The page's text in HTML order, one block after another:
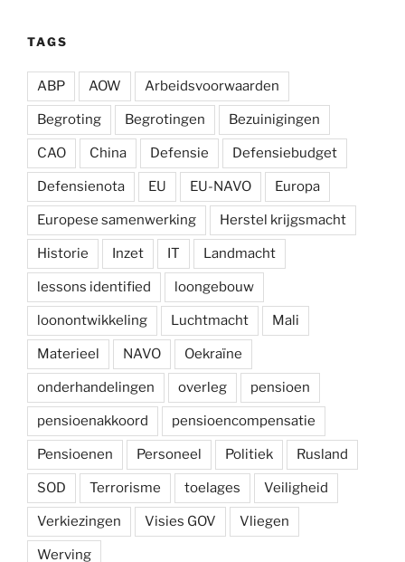
TAGS
ABP AOW Arbeidsvoorwaarden
Begroting Begrotingen Bezuinigingen
CAO China Defensie Defensiebudget
Defensienota EU EU-NAVO Europa
Europese samenwerking Herstel krijgsmacht
Historie Inzet IT Landmacht
lessons identified loongebouw
loonontwikkeling Luchtmacht Mali
Materieel NAVO Oekraïne
onderhandelingen overleg pensioen
pensioenakkoord pensioencompensatie
Pensioenen Personeel Politiek Rusland
SOD Terrorisme toelages Veiligheid
Verkiezingen Visies GOV Vliegen
Werving